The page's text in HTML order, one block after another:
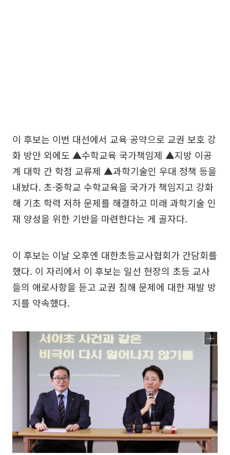
이 후보는 이번 대선에서 교육 공약으로 교권 보호 강
화 방안 외에도 ▲수학교육 국가책임제 ▲지방 이공
계 대학 간 학점 교류제 ▲과학기술인 우대 정책 등을
내놨다. 초·중학교 수학교육을 국가가 책임지고 강화
해 기초 학력 저하 문제를 해결하고 미래 과학기술 인
재 양성을 위한 기반을 마련한다는 게 골자다.
이 후보는 이날 오후엔 대한초등교사협회가 간담회를
했다. 이 자리에서 이 후보는 일선 현장의 초등 교사
들의 애로사항을 듣고 교권 침해 문제에 대한 재발 방
지를 약속했다.